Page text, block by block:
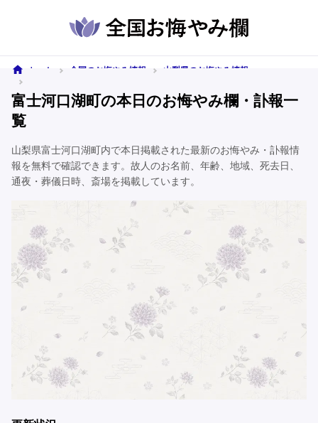
ホーム 全国のお悔やみ情報
山梨県のお悔やみ情報
富士河口湖町の本日のお悔やみ欄・訃報一
覧
山梨県富士河口湖町内で本日掲載された最新のお悔やみ・訃報情
報を無料で確認できます。故人のお名前、年齢、地域、死去日、
通夜・葬儀日時、斎場を掲載しています。